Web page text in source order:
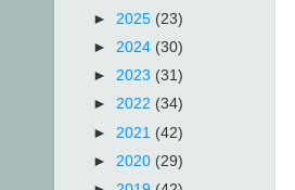
► 2025 (23)
► 2024 (30)
► 2023 (31)
► 2022 (34)
► 2021 (42)
► 2020 (29)